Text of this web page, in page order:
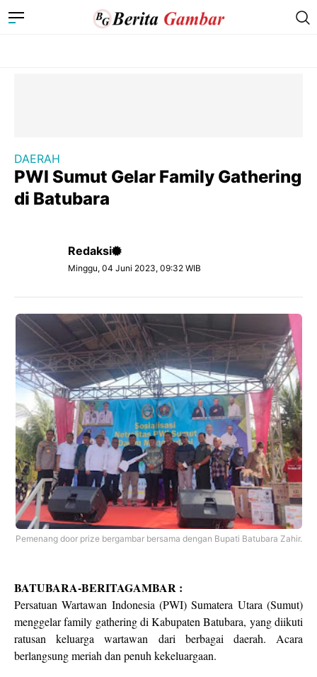
DAERAH
PWI Sumut Gelar Family Gathering
di Batubara
Redaksi
Minggu, 04 Juni 2023, 09:32 WIB
Pemenang door prize bergambar bersama dengan Bupati Batubara Zahir.
BATUBARA-BERITAGAMBAR :
Persatuan Wartawan Indonesia (PWI) Sumatera Utara (Sumut)
menggelar family gathering di Kabupaten Batubara, yang diikuti
ratusan keluarga wartawan dari berbagai daerah. Acara
berlangsung meriah dan penuh kekeluargaan.